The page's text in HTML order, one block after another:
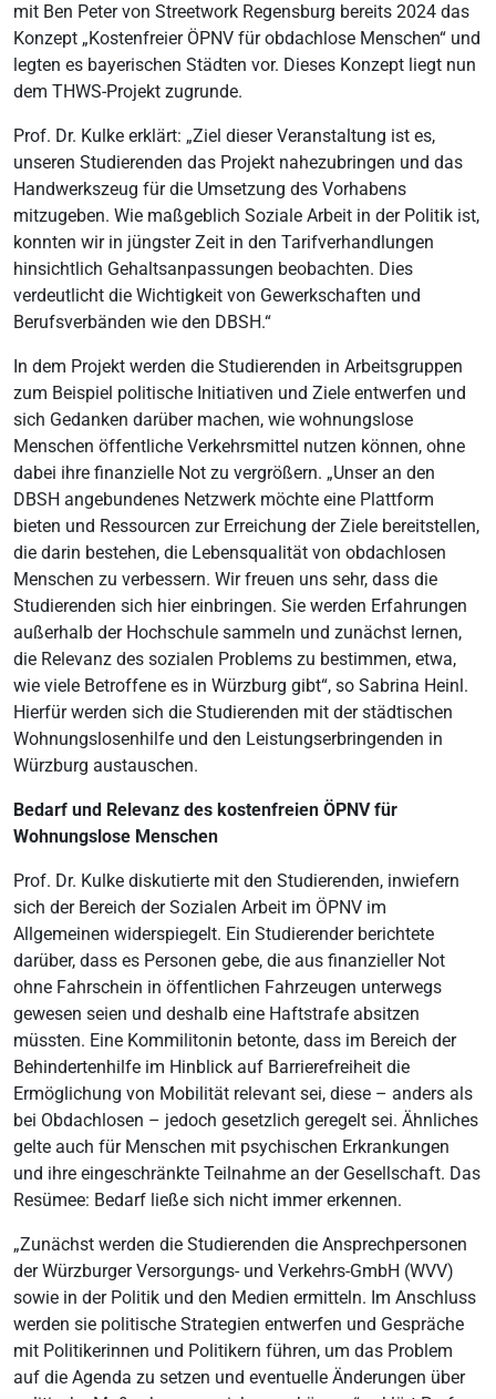
mit Ben Peter von Streetwork Regensburg bereits 2024 das
Konzept „Kostenfreier ÖPNV für obdachlose Menschen“ und
legten es bayerischen Städten vor. Dieses Konzept liegt nun
dem THWS-Projekt zugrunde.
Prof. Dr. Kulke erklärt: „Ziel dieser Veranstaltung ist es,
unseren Studierenden das Projekt nahezubringen und das
Handwerkszeug für die Umsetzung des Vorhabens
mitzugeben. Wie maßgeblich Soziale Arbeit in der Politik ist,
konnten wir in jüngster Zeit in den Tarifverhandlungen
hinsichtlich Gehaltsanpassungen beobachten. Dies
verdeutlicht die Wichtigkeit von Gewerkschaften und
Berufsverbänden wie den DBSH.“
In dem Projekt werden die Studierenden in Arbeitsgruppen
zum Beispiel politische Initiativen und Ziele entwerfen und
sich Gedanken darüber machen, wie wohnungslose
Menschen öffentliche Verkehrsmittel nutzen können, ohne
dabei ihre finanzielle Not zu vergrößern. „Unser an den
DBSH angebundenes Netzwerk möchte eine Plattform
bieten und Ressourcen zur Erreichung der Ziele bereitstellen,
die darin bestehen, die Lebensqualität von obdachlosen
Menschen zu verbessern. Wir freuen uns sehr, dass die
Studierenden sich hier einbringen. Sie werden Erfahrungen
außerhalb der Hochschule sammeln und zunächst lernen,
die Relevanz des sozialen Problems zu bestimmen, etwa,
wie viele Betroffene es in Würzburg gibt“, so Sabrina Heinl.
Hierfür werden sich die Studierenden mit der städtischen
Wohnungslosenhilfe und den Leistungserbringenden in
Würzburg austauschen.
Bedarf und Relevanz des kostenfreien ÖPNV für
Wohnungslose Menschen
Prof. Dr. Kulke diskutierte mit den Studierenden, inwiefern
sich der Bereich der Sozialen Arbeit im ÖPNV im
Allgemeinen widerspiegelt. Ein Studierender berichtete
darüber, dass es Personen gebe, die aus finanzieller Not
ohne Fahrschein in öffentlichen Fahrzeugen unterwegs
gewesen seien und deshalb eine Haftstrafe absitzen
müssten. Eine Kommilitonin betonte, dass im Bereich der
Behindertenhilfe im Hinblick auf Barrierefreiheit die
Ermöglichung von Mobilität relevant sei, diese – anders als
bei Obdachlosen – jedoch gesetzlich geregelt sei. Ähnliches
gelte auch für Menschen mit psychischen Erkrankungen
und ihre eingeschränkte Teilnahme an der Gesellschaft. Das
Resümee: Bedarf ließe sich nicht immer erkennen.
„Zunächst werden die Studierenden die Ansprechpersonen
der Würzburger Versorgungs- und Verkehrs-GmbH (WVV)
sowie in der Politik und den Medien ermitteln. Im Anschluss
werden sie politische Strategien entwerfen und Gespräche
mit Politikerinnen und Politikern führen, um das Problem
auf die Agenda zu setzen und eventuelle Änderungen über